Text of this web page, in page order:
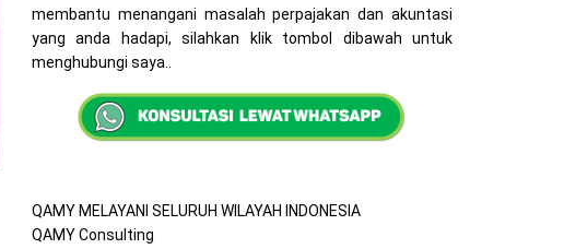
membantu menangani masalah perpajakan dan akuntasi
yang anda hadapi, silahkan klik tombol dibawah untuk
menghubungi saya..
QAMY MELAYANI SELURUH WILAYAH INDONESIA
QAMY Consulting